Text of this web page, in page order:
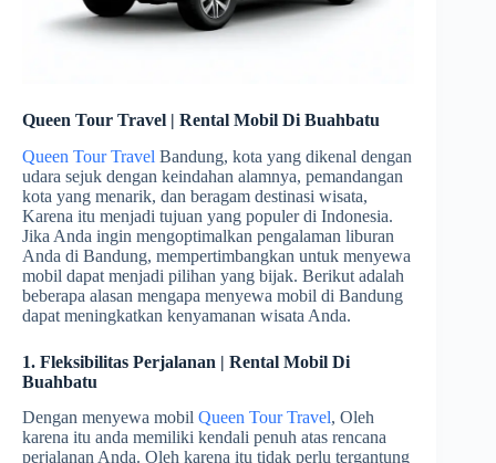
Queen Tour Travel | Rental Mobil Di Buahbatu
Queen Tour Travel Bandung, kota yang dikenal dengan
udara sejuk dengan keindahan alamnya, pemandangan
kota yang menarik, dan beragam destinasi wisata,
Karena itu menjadi tujuan yang populer di Indonesia.
Jika Anda ingin mengoptimalkan pengalaman liburan
Anda di Bandung, mempertimbangkan untuk menyewa
mobil dapat menjadi pilihan yang bijak. Berikut adalah
beberapa alasan mengapa menyewa mobil di Bandung
dapat meningkatkan kenyamanan wisata Anda.
1. Fleksibilitas Perjalanan | Rental Mobil Di
Buahbatu
Dengan menyewa mobil Queen Tour Travel, Oleh
karena itu anda memiliki kendali penuh atas rencana
perjalanan Anda. Oleh karena itu tidak perlu tergantung